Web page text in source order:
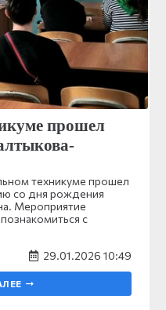
прошел
техникуме прошел
со дня рождения
Мероприятие
с
29.01.2026 10:49